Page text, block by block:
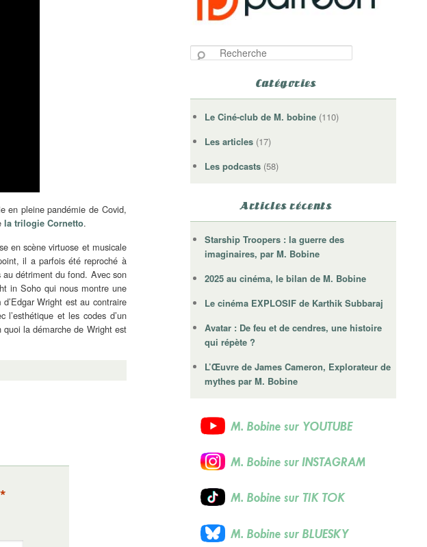
en pleine pandémie de Covid,
la trilogie Cornetto.
en scène virtuose et musicale
il a parfois été reproché à
au détriment du fond. Avec son
in Soho qui nous montre une
Wright est au contraire
et les codes d’un
la démarche de Wright est
*
h
Catégories
Le Ciné-club de M. bobine (110)
Les articles (17)
Les podcasts (58)
Articles récents
Starship Troopers : la guerre des
imaginaires, par M. Bobine
2025 au cinéma, le bilan de M. Bobine
Le cinéma EXPLOSIF de Karthik Subbaraj
Avatar : De feu et de cendres, une histoire
qui répète ?
L’Œuvre de James Cameron, Explorateur de
mythes par M. Bobine